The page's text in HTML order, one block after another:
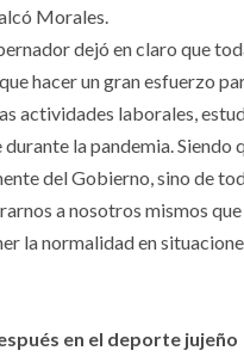
Morales.
dejó en claro que
hacer un gran esfuerzo
actividades laborales,
la pandemia. Siendo
del Gobierno, sino de
a nosotros mismos
la normalidad en
en el deporte jujeño